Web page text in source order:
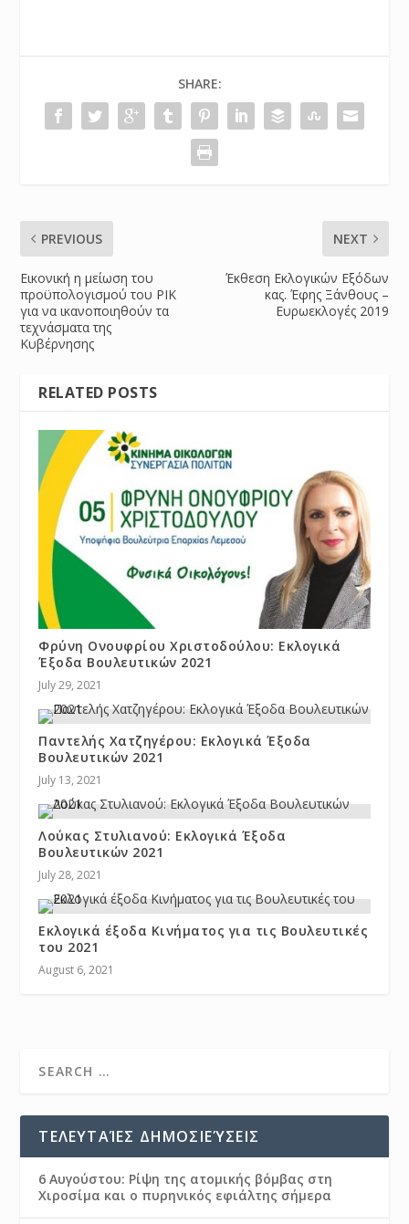
SHARE:
PREVIOUS
Εικονική η μείωση του
προϋπολογισμού του ΡΙΚ
για να ικανοποιηθούν τα
τεχνάσματα της
Κυβέρνησης
NEXT
Έκθεση Εκλογικών Εξόδων
κας. Έφης Ξάνθους –
Ευρωεκλογές 2019
RELATED POSTS
Φρύνη Ονουφρίου Χριστοδούλου: Εκλογικά
Έξοδα Βουλευτικών 2021
July 29, 2021
Παντελής Χατζηγέρου: Εκλογικά Έξοδα
Βουλευτικών 2021
July 13, 2021
Λούκας Στυλιανού: Εκλογικά Έξοδα
Βουλευτικών 2021
July 28, 2021
Εκλογικά έξοδα Κινήματος για τις Βουλευτικές
του 2021
August 6, 2021
ΤΕΛΕΥΤΑΊΕΣ ΔΗΜΟΣΙΕΎΣΕΙΣ
6 Αυγούστου: Ρίψη της ατομικής βόμβας στη
Χιροσίμα και ο πυρηνικός εφιάλτης σήμερα